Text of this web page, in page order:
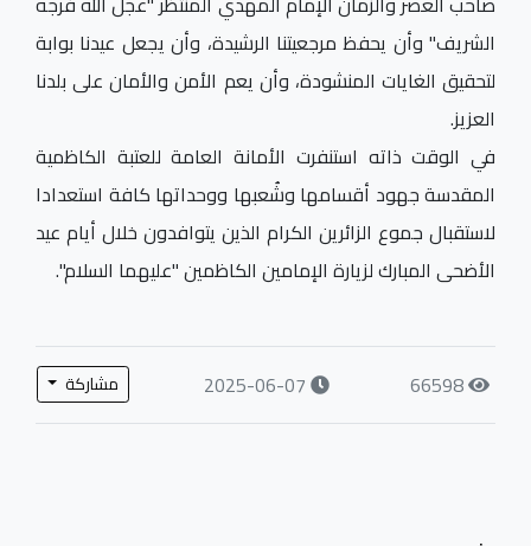
الشريف" وأن يحفظ مرجعيتنا الرشيدة، وأن يجعل عيدنا بوابة
لتحقيق الغايات المنشودة، وأن يعم الأمن والأمان على بلدنا
العزيز.
في الوقت ذاته استنفرت الأمانة العامة للعتبة الكاظمية
المقدسة جهود أقسامها وشُعبها ووحداتها كافة استعدادا
لاستقبال جموع الزائرين الكرام الذين يتوافدون خلال أيام عيد
الأضحى المبارك لزيارة الإمامين الكاظمين "عليهما السلام".
66598
2025-06-07 مشاركة